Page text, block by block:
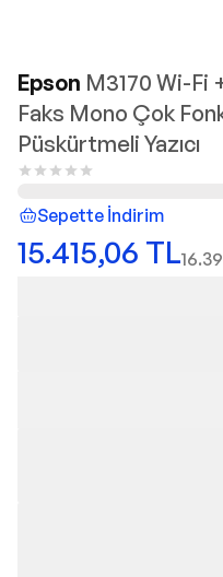
Epson M3170 Wi-Fi
Faks Mono Çok
Püskürtmeli Yazıcı
Sepette İndirim
15.415,06 TL